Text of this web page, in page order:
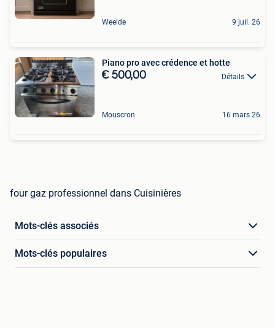
Weelde 9 juil. 26
Piano pro avec crédence et hotte
€ 500,00 Détails
Mouscron 16 mars 26
four gaz professionnel dans Cuisinières
Mots-clés associés
Mots-clés populaires